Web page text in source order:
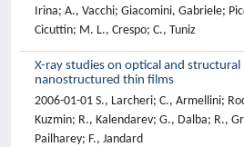
Irina; A., Vacchi; Giacomini, Gabriele;
Cicuttin; M. L., Crespo; C., Tuniz
X-ray studies on optical and
nanostructured thin films
2006-01-01 S., Larcheri; C., Armellini;
Kuzmin; R., Kalendarev; G., Dalba; R.,
Pailharey; F., Jandard